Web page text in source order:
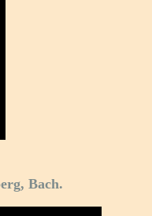
Bach.